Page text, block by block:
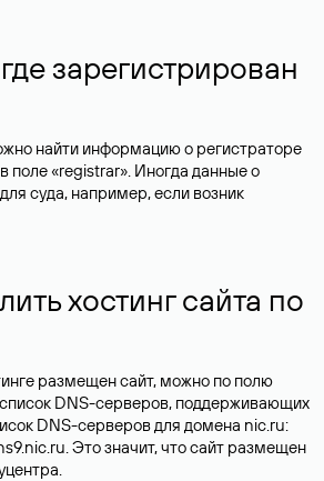
зарегистрирован
найти информацию о регистраторе
поле «registrar». Иногда данные о
суда, например, если возник
хостинг сайта по
размещен сайт, можно по полю
список DNS-серверов, поддерживающих
DNS-серверов для домена nic.ru:
Это значит, что сайт размещен